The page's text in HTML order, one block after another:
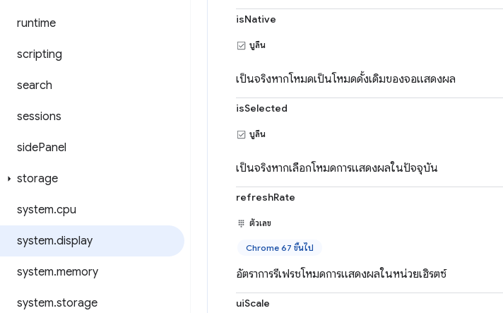
runtime
scripting
search
sessions
sidePanel
storage
system.cpu
system.display
system.memory
system.storage
isNative
บูลีน
เป็นจริงหากโหมดเป็นโหมดดั้งเดิมของจอแสดงผล
isSelected
บูลีน
เป็นจริงหากเลือกโหมดการแสดงผลในปัจจุบัน
refreshRate
ตัวเลข
Chrome 67 ขึ้นไป
อัตราการรีเฟรชโหมดการแสดงผลในหน่วยเฮิรตซ์
uiScale